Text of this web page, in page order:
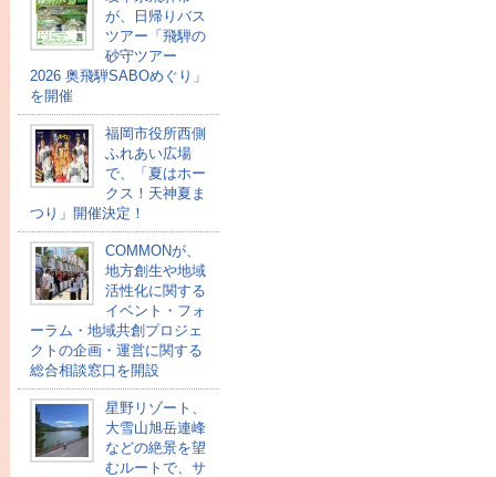
が、日帰りバス
ツアー「飛騨の
砂守ツアー
2026 奥飛騨SABOめぐり」
を開催
福岡市役所西側
ふれあい広場
で、「夏はホー
クス！天神夏ま
つり」開催決定！
COMMONが、
地方創生や地域
活性化に関する
イベント・フォ
ーラム・地域共創プロジェ
クトの企画・運営に関する
総合相談窓口を開設
星野リゾート、
大雪山旭岳連峰
などの絶景を望
むルートで、サ